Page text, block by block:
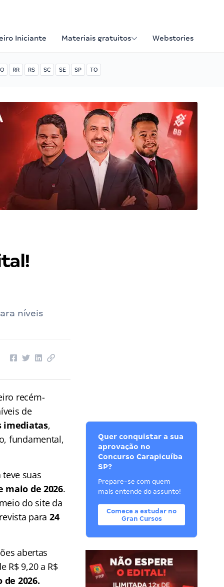
Iniciante Materiais gratuitos Webstories
RR RS SC SE SP TO
níveis
recém-
de
imediatas,
fundamental,
teve suas
maio de 2026.
do site da
para 24
abertas
R$ 9,20 a R$
de 2026.
Quer conquistar a sua
aprovação no
Concurso Carapicuíba
SP?
Prepare-se com quem
mais entende do assunto!
Comece a estudar no
Gran Cursos